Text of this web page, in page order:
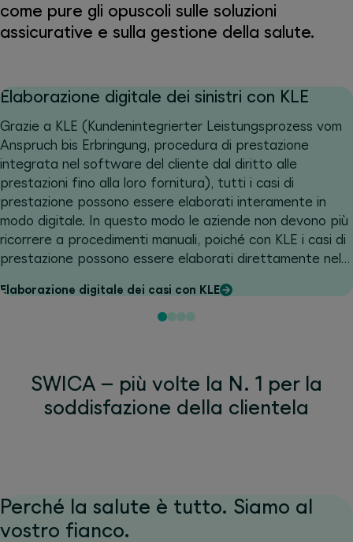
come pure gli opuscoli sulle soluzioni
assicurative e sulla gestione della salute.
Elaborazione digitale dei sinistri con KLE
Grazie a KLE (Kundenintegrierter Leistungsprozess vom
Anspruch bis Erbringung, procedura di prestazione
integrata nel software del cliente dal diritto alle
prestazioni fino alla loro fornitura), tutti i casi di
prestazione possono essere elaborati interamente in
modo digitale. In questo modo le aziende non devono più
ricorrere a procedimenti manuali, poiché con KLE i casi di
prestazione possono essere elaborati direttamente nel
riduzione dell’onere per l’azienda.
Elaborazione digitale dei casi con KLE
SWICA – più volte la N. 1 per la
soddisfazione della clientela
Perché la salute è tutto. Siamo al
vostro fianco.